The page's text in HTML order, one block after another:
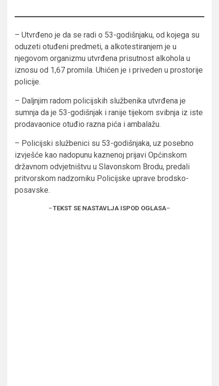
– Utvrđeno je da se radi o 53-godišnjaku, od kojega su
oduzeti otuđeni predmeti, a alkotestiranjem je u
njegovom organizmu utvrđena prisutnost alkohola u
iznosu od 1,67 promila. Uhićen je i priveden u prostorije
policije.
– Daljnjim radom policijskih službenika utvrđena je
sumnja da je 53-godišnjak i ranije tijekom svibnja iz iste
prodavaonice otuđio razna pića i ambalažu.
– Policijski službenici su 53-godišnjaka, uz posebno
izvješće kao nadopunu kaznenoj prijavi Općinskom
državnom odvjetništvu u Slavonskom Brodu, predali
pritvorskom nadzorniku Policijske uprave brodsko-
posavske.
–TEKST SE NASTAVLJA ISPOD OGLASA–